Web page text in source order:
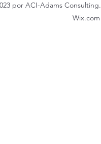
por ACI-Adams
Wix.com